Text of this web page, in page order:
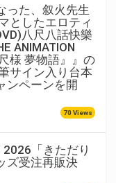
った、叙火先生
としたエロティ
八尺八話快樂
ANIMATION
様 夢物語』』の
サイン入り台本
ンペーンを開
70 Views
2026「きただり
ズ受注再販決